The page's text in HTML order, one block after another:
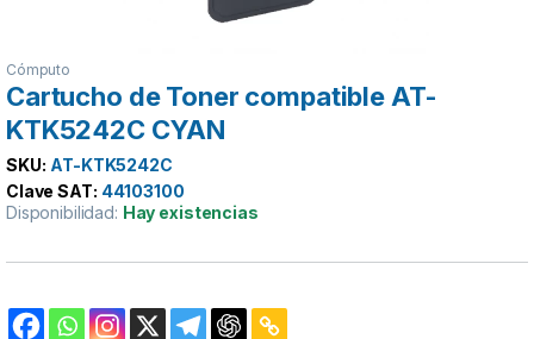
Cómputo
Cartucho de Toner compatible AT-
KTK5242C CYAN
SKU: AT-KTK5242C
Clave SAT: 44103100
Disponibilidad: Hay existencias